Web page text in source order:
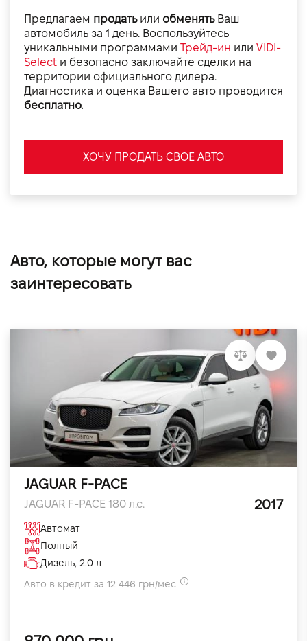
Предлагаем продатьили обменятьВаш
автомобиль за 1 день. Воспользуйтесь
уникальными программами Трейд-ин или VIDI-
Select и безопасно заключайте сделки на
территории официального дилера.
Диагностика и оценка Вашего авто проводится
бесплатно.
ХОЧУ ПРОДАТЬ СВОЕ АВТО
Авто, которые могут вас
заинтересовать
JAGUAR F-PACE
JAGUAR F-PACE 180 л.с. 2017
Автомат
Полный
Дизель, 2.0 л
Авто в кредит за 12 446 грн/мес